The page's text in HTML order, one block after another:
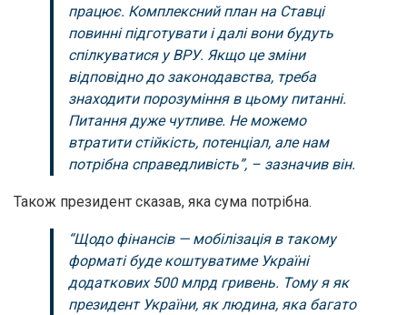
працює. Комплексний план на Ставці
повинні підготувати і далі вони будуть
спілкуватися у ВРУ. Якщо це зміни
відповідно до законодавства, треба
знаходити порозуміння в цьому питанні.
Питання дуже чутливе. Не можемо
втратити стійкість, потенціал, але нам
потрібна справедливість”, – зазначив він.
Також президент сказав, яка сума потрібна.
“Щодо фінансів — мобілізація в такому
форматі буде коштуватиме Україні
додаткових 500 млрд гривень. Тому я як
президент України, як людина, яка багато